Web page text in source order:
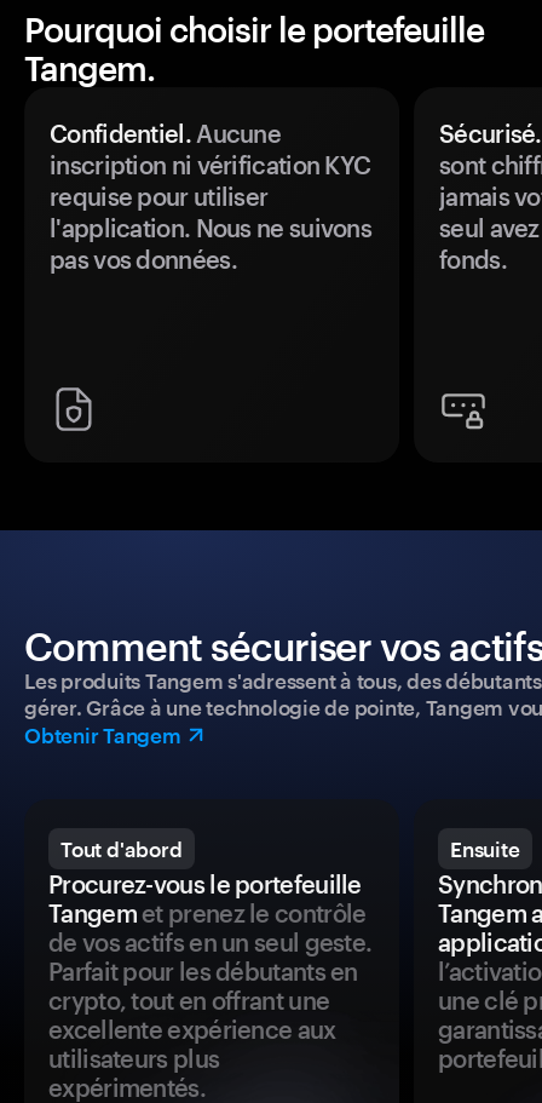
Pourquoi choisir le portefeuille
Tangem.
Confidentiel.Aucune
inscription ni vérification KYC
requise pour utiliser
l'application. Nous ne suivons
pas vos données.
Sécurisé.
sont
jamais
seul
fonds.
Comment sécuriser vos
Les produits Tangem s'adressent à tous, des
gérer. Grâce à une technologie de pointe, Tangem
Obtenir Tangem
Tout d'abord
Procurez-vous le portefeuille
Tangemet prenez le contrôle
de vos actifs en un seul geste.
Parfait pour les débutants en
crypto, tout en offrant une
excellente expérience aux
utilisateurs plus
expérimentés.
Ensuite
Tangem
une clé